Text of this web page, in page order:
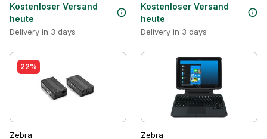
Kostenloser Versand
heute
Delivery in 3 days
Kostenloser Versand
heute
Delivery in 3 days
22%
Zebra Zebra